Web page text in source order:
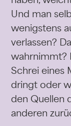
Und man
wenigstens
verlassen?
wahrnimmt?
Schrei eines
dringt oder
den Quellen
anderen